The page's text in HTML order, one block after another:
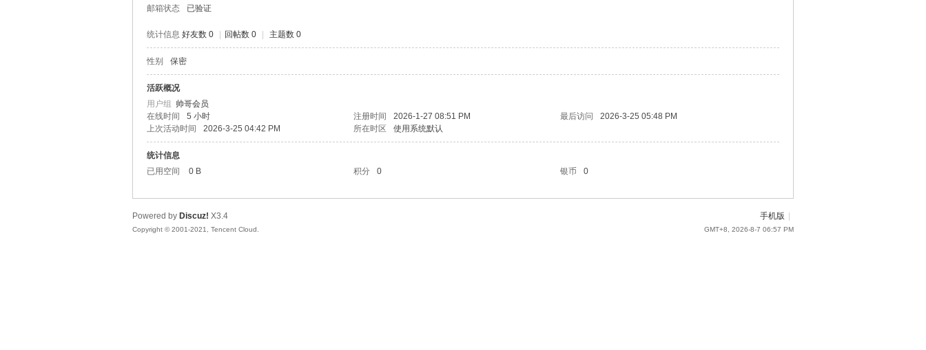
网
邮箱状态
已验证
统计信息 好友数 0 回帖数 0 主题数 0
性别 保密
活跃概况
用户组 帅哥会员
在线时间
5 小时 注册时间 2026-1-27 08:51 PM 最后访问
2026-3-25 05:48 PM
上次活动时间
2026-3-25 04:42 PM 所在时区 使用系统默认
统计信息
已用空间
0 B 积分 0 银币 0
手机版
GMT+8, 2026-8-7 06:57 PM
Powered by Discuz! X3.4
Copyright © 2001-2021, Tencent Cloud.